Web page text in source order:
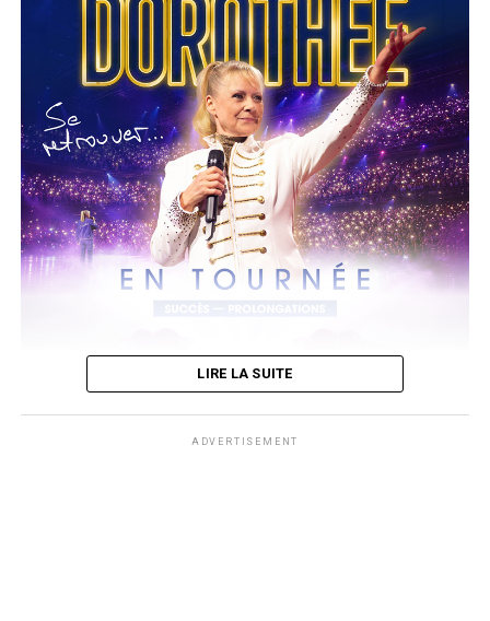
A noter que son 4ème albumPrince of Piecesdont sa sortie est
prévue le 14 août.
LIRE LA SUITE
ADVERTISEMENT